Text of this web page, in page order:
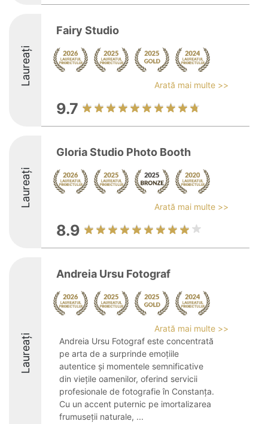
Laureați
Fairy Studio
Arată mai multe >>
9.7
Laureați
Gloria Studio Photo Booth
Arată mai multe >>
8.9
Laureați
Andreia Ursu Fotograf
Arată mai multe >>
Andreia Ursu Fotograf este concentrată
pe arta de a surprinde emoțiile
autentice și momentele semnificative
din viețile oamenilor, oferind servicii
profesionale de fotografie în Constanța.
Cu un accent puternic pe imortalizarea
frumuseții naturale, ...